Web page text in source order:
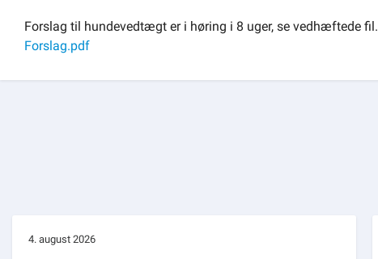
Om kommunen
Forslag til hundevedtægt er i høring i 8 uger, se vedhæftede fil.
Forslag.pdf
4. august 2026